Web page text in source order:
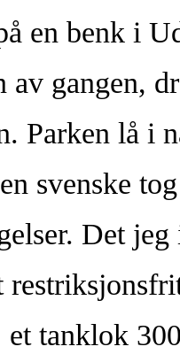
en benk i
av gangen,
Parken lå i
svenske
Det
tanklok